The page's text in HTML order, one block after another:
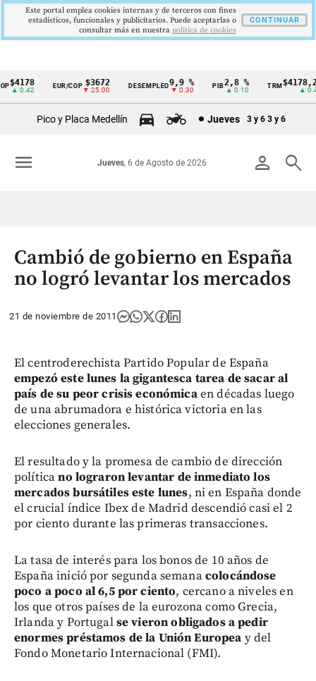
Cintillo
Colombia
▲ 0.42
EUR/COP $3672
▼ 25.00
DESEMPLEO 9,9 %
▼ 0.30
PIB2,8 %
▲ 0.10
TRM$4178,23
▲ 0.42
Pico y Placa Medellín Jueves 3 y 6 3 y 6
person search
Jueves, 6 de Agosto de 2026
menu
Cambió de gobierno en España
no logró levantar los mercados
21 de noviembre de 2011
El centroderechista Partido Popular de España
empezó este lunes la gigantesca tarea de sacar al
país de su peor crisis económicaen décadas luego
de una abrumadora e histórica victoria en las
elecciones generales.
El resultado y la promesa de cambio de dirección
políticano lograron levantar de inmediato los
mercados bursátiles este lunes, ni en España donde
el crucial índice Ibex de Madrid descendió casi el 2
por ciento durante las primeras transacciones.
La tasa de interés para los bonos de 10 años de
España inició por segunda semanacolocándose
poco a poco al 6,5 por ciento, cercano a niveles en
los que otros países de la eurozona como Grecia,
Irlanda y Portugalse vieron obligados a pedir
enormes préstamos de la Unión Europea y del
Fondo Monetario Internacional (FMI).
Este portal emplea cookies internas y de terceros con fines
estadísticos, funcionales y publicitarios. Puede aceptarlas o
consultar más en nuestra politica de cookies
CONTINUAR